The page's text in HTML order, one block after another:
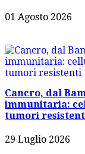
01 Agosto 2026
Cancro, dal
immunitaria:
tumori
29 Luglio 2026